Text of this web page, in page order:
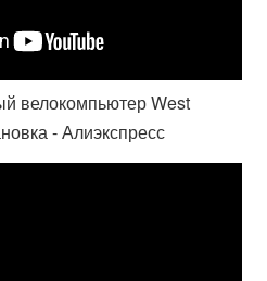
велокомпьютер West
- Алиэкспресс